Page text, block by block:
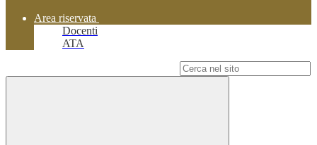
Area riservata
Docenti
ATA